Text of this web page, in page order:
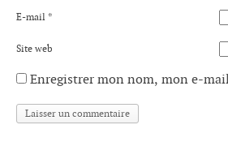
E-mail *
Site web
Enregistrer mon nom, mon e-